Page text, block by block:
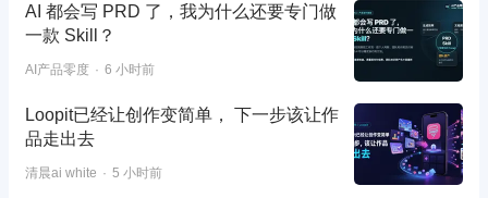
AI 都会写 PRD 了，我为什么还要专门做
一款 Skill？
AI产品零度 6 小时前
Loopit已经让创作变简单， 下一步该让作
品走出去
清晨ai white 5 小时前